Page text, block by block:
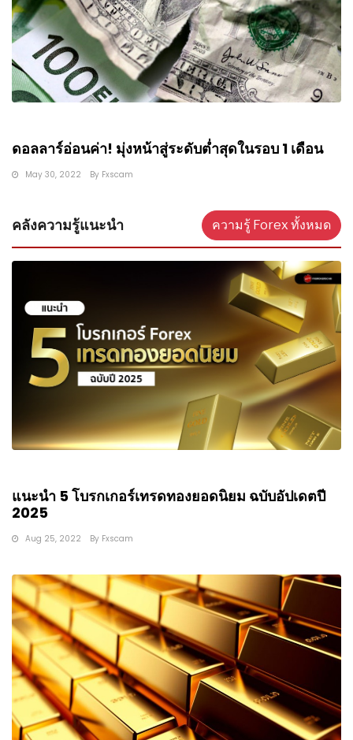
ดอลลาร์อ่อนค่า! มุ่งหน้าสู่ระดับต่ำสุดในรอบ 1 เดือน
May 30, 2022 By Fxscam
คลังความรู้แนะนำ ความรู้ Forex ทั้งหมด
แนะนำ 5 โบรกเกอร์เทรดทองยอดนิยม ฉบับอัปเดตปี
2025
Aug 25, 2022 By Fxscam